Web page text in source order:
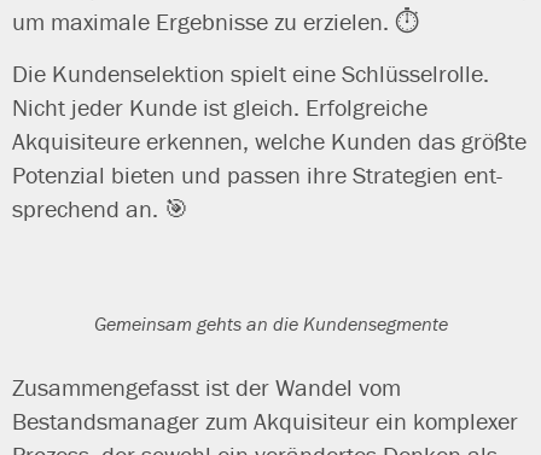
um maxi­ma­le Ergebnisse zu erzie­len. ⏱️
Die Kundenselektion spielt eine Schlüsselrolle.
Nicht jeder Kunde ist gleich. Erfolgreiche
Akquisiteure erken­nen, wel­che Kunden das größ­te
Potenzial bie­ten und pas­sen ihre Strategien ent­
spre­chend an. 🎯
Gemeinsam gehts an die Kundensegmente
Zusammengefasst ist der Wandel vom
Bestandsmanager zum Akquisiteur ein kom­ple­xer